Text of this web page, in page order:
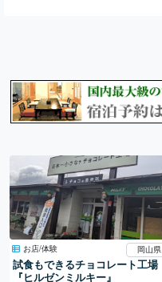
お店/体験 岡山県
試食もできるチョコレート工場
『ヒルゼンミルキー』